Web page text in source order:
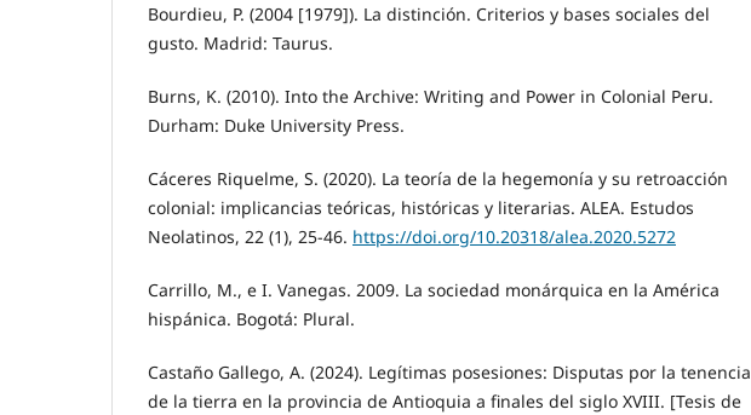
Bourdieu, P. (2004 [1979]). La distinción. Criterios y bases sociales del
gusto. Madrid: Taurus.
Burns, K. (2010). Into the Archive: Writing and Power in Colonial Peru.
Durham: Duke University Press.
Cáceres Riquelme, S. (2020). La teoría de la hegemonía y su retroacción
colonial: implicancias teóricas, históricas y literarias. ALEA. Estudos
Neolatinos, 22 (1), 25-46. https://doi.org/10.20318/alea.2020.5272
Carrillo, M., e I. Vanegas. 2009. La sociedad monárquica en la América
hispánica. Bogotá: Plural.
Castaño Gallego, A. (2024). Legítimas posesiones: Disputas por la tenencia
de la tierra en la provincia de Antioquia a finales del siglo XVIII. [Tesis de